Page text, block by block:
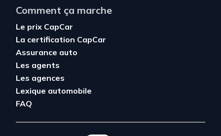
Comment ça marche
Le prix CapCar
La certification CapCar
Assurance auto
Les agents
Les agences
Lexique automobile
FAQ